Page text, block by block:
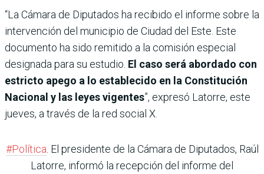
“La Cámara de Diputados ha recibido el informe sobre la
intervención del municipio de Ciudad del Este. Este
documento ha sido remitido a la comisión especial
designada para su estudio. El caso será abordado con
estricto apego a lo establecido en la Constitución
Nacional y las leyes vigentes”, expresó Latorre, este
jueves, a través de la red social X.
#Política . El presidente de la Cámara de Diputados, Raúl
Latorre, informó la recepción del informe del